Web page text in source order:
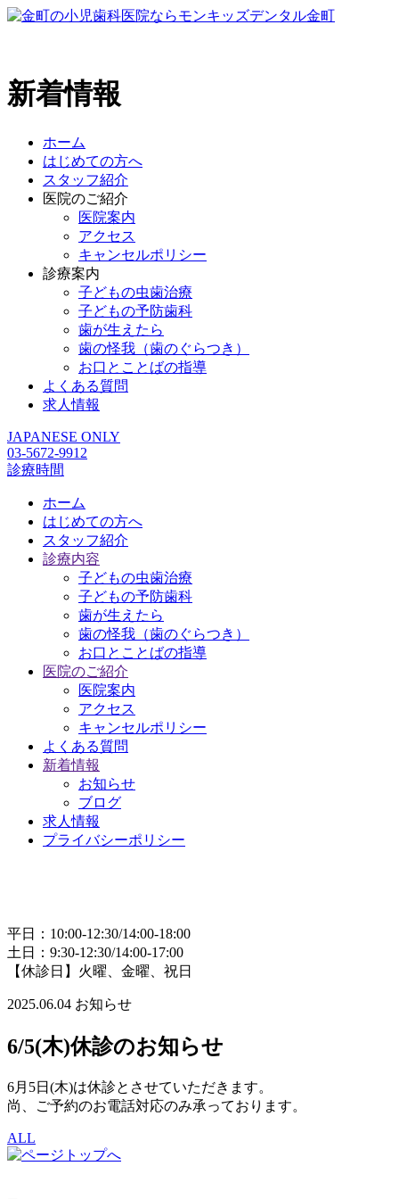
新着情報
ホーム
はじめての方へ
スタッフ紹介
医院のご紹介
医院案内
アクセス
キャンセルポリシー
診療案内
子どもの虫歯治療
子どもの予防歯科
歯が生えたら
歯の怪我（歯のぐらつき）
お口とことばの指導
よくある質問
求人情報
JAPANESE ONLY
03-5672-9912
診療時間
ホーム
はじめての方へ
スタッフ紹介
診療内容
子どもの虫歯治療
子どもの予防歯科
歯が生えたら
歯の怪我（歯のぐらつき）
お口とことばの指導
医院のご紹介
医院案内
アクセス
キャンセルポリシー
よくある質問
新着情報
お知らせ
ブログ
求人情報
プライバシーポリシー
平日：10:00-12:30/14:00-18:00
土日：9:30-12:30/14:00-17:00
【休診日】火曜、金曜、祝日
2025.06.04 お知らせ
6/5(木)休診のお知らせ
6月5日(木)は休診とさせていただきます。
尚、ご予約のお電話対応のみ承っております。
ALL